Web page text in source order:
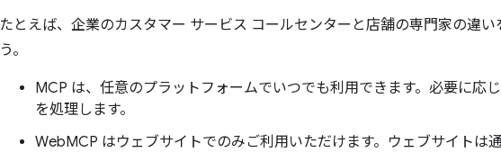
たとえば、企業のカスタマー サービス コールセンターと店舗の専門家の違
う。
MCP は、任意のプラットフォームでいつでも利用できます。必要に応
を処理します。
WebMCP はウェブサイトでのみご利用いただけます。ウェブサイトは